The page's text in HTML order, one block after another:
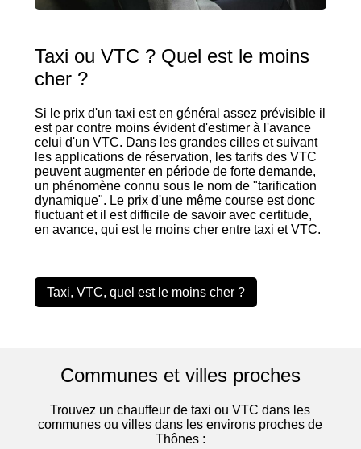
Taxi ou VTC ? Quel est le moins
cher ?
Si le prix d'un taxi est en général assez prévisible il
est par contre moins évident d'estimer à l'avance
celui d'un VTC. Dans les grandes cilles et suivant
les applications de réservation, les tarifs des VTC
peuvent augmenter en période de forte demande,
un phénomène connu sous le nom de "tarification
dynamique". Le prix d'une même course est donc
fluctuant et il est difficile de savoir avec certitude,
en avance, qui est le moins cher entre taxi et VTC.
Taxi, VTC, quel est le moins cher ?
Communes et villes proches
Trouvez un chauffeur de taxi ou VTC dans les
communes ou villes dans les environs proches de
Thônes :